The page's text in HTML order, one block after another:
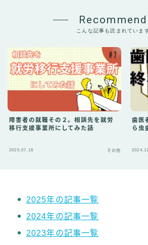
Recommend
こんな記事も読まれていま
障害者の就職その２。相談先を就労
移行支援事業所にしてみた話
2025.07.18 その他
歯医
ら虫
2025年の記事一覧
2024年の記事一覧
2023年の記事一覧